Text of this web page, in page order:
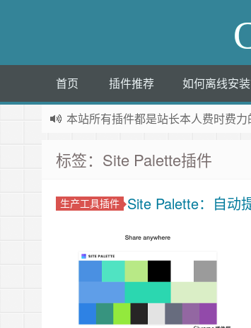
首页 插件推荐 如何离线安装
本站所有插件都是站长本人费时费
标签：Site Palette插件
生产工具插件 Site Palette：自动